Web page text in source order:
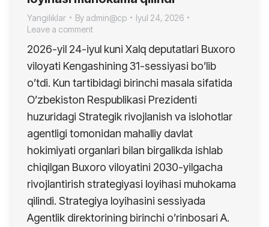
Yangiliklar By admin@cp
Iyul 24, 2026
Leave a comment
2026-yil 24-iyul kuni Xalq deputatlari Buxoro
viloyati Kengashining 31-sessiyasi bo’lib
o’tdi. Kun tartibidagi birinchi masala sifatida
O’zbekiston Respublikasi Prezidenti
huzuridagi Strategik rivojlanish va islohotlar
agentligi tomonidan mahalliy davlat
hokimiyati organlari bilan birgalikda ishlab
chiqilgan Buxoro viloyatini 2030-yilgacha
rivojlantirish strategiyasi loyihasi muhokama
qilindi. Strategiya loyihasini sessiyada
Agentlik direktorining birinchi o’rinbosari A.